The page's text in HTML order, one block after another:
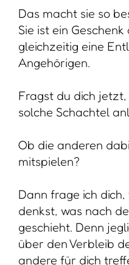
über den Verbleib
andere für dich
Ist so eine
Auf jeden Fall. Du
herum.
Geschichten,
Erinnerungen.
Die
liebevoller
Sie sagt dir:
„Nicht alles muss
alles muss bleiben.